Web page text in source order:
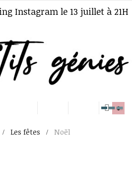
Instagram le 13 juillet à 21H
0
Les fêtes Noël